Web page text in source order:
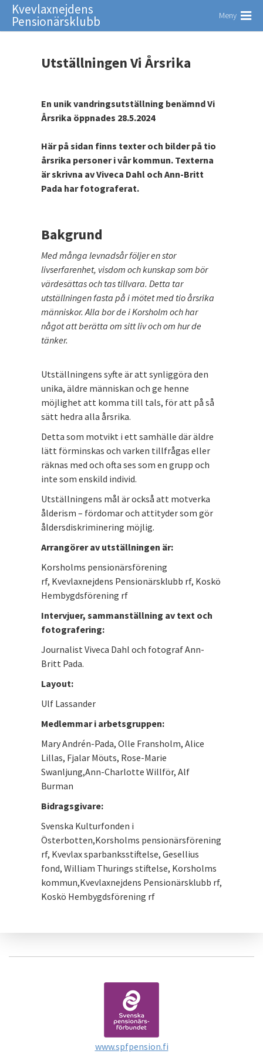
Kvevlaxnejdens
Pensionärsklubb Meny
Utställningen Vi Årsrika
En unik vandringsutställning benämnd Vi
Årsrika öppnades 28.5.2024
Här på sidan finns texter och bilder på tio
årsrika personer i vår kommun. Texterna
är skrivna av Viveca Dahl och Ann-Britt
Pada har fotograferat.
Bakgrund
Med många levnadsår följer en stor
livserfarenhet, visdom och kunskap som bör
värdesättas och tas tillvara. Detta tar
utställningen fasta på i mötet med tio årsrika
människor. Alla bor de i Korsholm och har
något att berätta om sitt liv och om hur de
tänker.
Utställningens syfte är att synliggöra den
unika, äldre människan och ge henne
möjlighet att komma till tals, för att på så
sätt hedra alla årsrika.
Detta som motvikt i ett samhälle där äldre
lätt förminskas och varken tillfrågas eller
räknas med och ofta ses som en grupp och
inte som enskild individ.
Utställningens mål är också att motverka
ålderism – fördomar och attityder som gör
åldersdiskriminering möjlig.
Arrangörer av utställningen är:
Korsholms pensionärsförening
rf, Kvevlaxnejdens Pensionärsklubb rf, Koskö
Hembygdsförening rf
Intervjuer, sammanställning av text och
fotografering:
Journalist Viveca Dahl och fotograf Ann-
Britt Pada.
Layout:
Ulf Lassander
Medlemmar i arbetsgruppen:
Mary Andrén-Pada, Olle Fransholm, Alice
Lillas, Fjalar Möuts, Rose-Marie
Swanljung,Ann-Charlotte Willför, Alf
Burman
Bidragsgivare:
Svenska Kulturfonden i
Österbotten,Korsholms pensionärsförening
rf, Kvevlax sparbanksstiftelse, Gesellius
fond, William Thurings stiftelse, Korsholms
kommun,Kvevlaxnejdens Pensionärsklubb rf,
Koskö Hembygdsförening rf
www.spfpension.fi